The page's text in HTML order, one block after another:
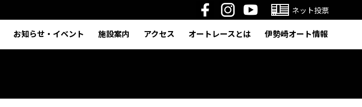
ネット投票
お知らせ・イベント 施設案内 アクセス オートレースとは 伊勢崎オート情報